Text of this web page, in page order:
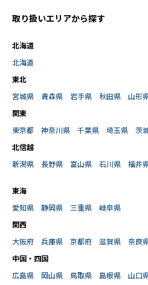
取り扱いエリアから探す
北海道
北海道
東北
宮城県
青森県 岩手県 秋田県 山形
関東
東京都
神奈川県 千葉県 埼玉県 茨
北信越
新潟県
長野県 富山県 石川県 福井
東海
愛知県
静岡県 三重県
岐阜県
関西
大阪府
兵庫県 京都府 滋賀県 奈良
中国・四国
広島県
岡山県 鳥取県 島根県 山口